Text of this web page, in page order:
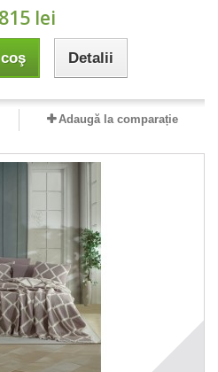
lei
Detalii
Adaugă la comparație